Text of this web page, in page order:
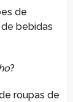
de
bebidas
?
roupas de